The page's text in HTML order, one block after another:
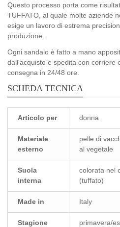
Questo processo porta come
TUFFATO, al quale molte aziende
esige un lavoro di estrema
produzione.
Ogni sandalo è fatto a mano
dall'acquisto e spedita con corriere
consegna in 24/48 ore.
SCHEDA TECNICA
Articolo per donna
Materiale
esterno
pelle di
al vegetale
Suola
interna
colorata nel
(tuffato)
Made in Italy
Stagione primavera/